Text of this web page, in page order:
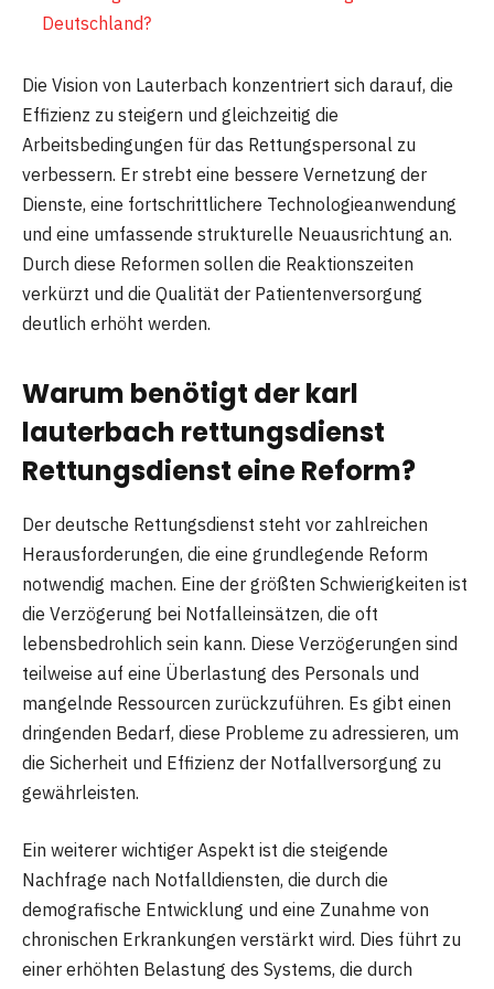
Deutschland?
Die Vision von Lauterbach konzentriert sich darauf, die
Effizienz zu steigern und gleichzeitig die
Arbeitsbedingungen für das Rettungspersonal zu
verbessern. Er strebt eine bessere Vernetzung der
Dienste, eine fortschrittlichere Technologieanwendung
und eine umfassende strukturelle Neuausrichtung an.
Durch diese Reformen sollen die Reaktionszeiten
verkürzt und die Qualität der Patientenversorgung
deutlich erhöht werden.
Warum benötigt der karl
lauterbach rettungsdienst
Rettungsdienst eine Reform?
Der deutsche Rettungsdienst steht vor zahlreichen
Herausforderungen, die eine grundlegende Reform
notwendig machen. Eine der größten Schwierigkeiten ist
die Verzögerung bei Notfalleinsätzen, die oft
lebensbedrohlich sein kann. Diese Verzögerungen sind
teilweise auf eine Überlastung des Personals und
mangelnde Ressourcen zurückzuführen. Es gibt einen
dringenden Bedarf, diese Probleme zu adressieren, um
die Sicherheit und Effizienz der Notfallversorgung zu
gewährleisten.
Ein weiterer wichtiger Aspekt ist die steigende
Nachfrage nach Notfalldiensten, die durch die
demografische Entwicklung und eine Zunahme von
chronischen Erkrankungen verstärkt wird. Dies führt zu
einer erhöhten Belastung des Systems, die durch